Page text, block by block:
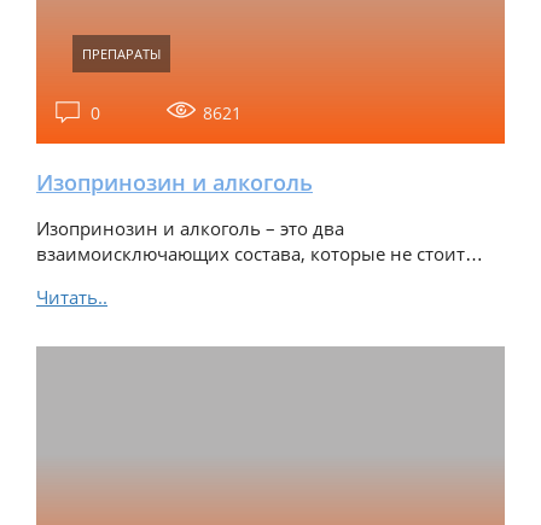
ПРЕПАРАТЫ
0 8621
Изопринозин и алкоголь
Изопринозин и алкоголь – это два
взаимоисключающих состава, которые не стоит…
Читать..